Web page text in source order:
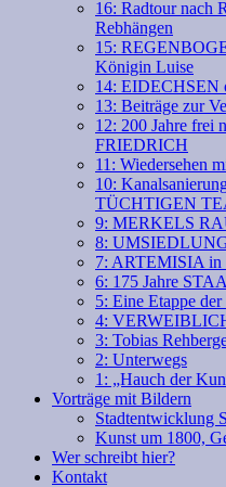
16: Radtour nach
Rebhängen
15:
Königin Luise
14: EIDECHSEN
13: Beiträge zur
12: 200 Jahre frei
FRIEDRICH
11: Wiedersehen
10:
TÜCHTIGEN
9: MERKELS
8:
7: ARTEMISIA in
6: 175 Jahre
5: Eine Etappe
4:
3: Tobias
2: Unterwegs
1: „Hauch der
Vorträge mit Bildern
Stadtentwicklung
Kunst um 1800,
Wer schreibt hier?
Kontakt